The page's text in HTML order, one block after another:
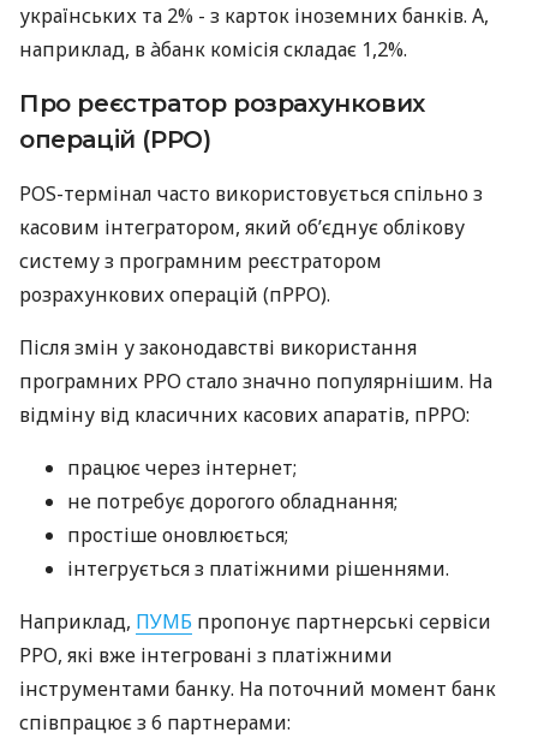
українських та 2% - з карток іноземних банків. А,
наприклад, в àбанк комісія складає 1,2%.
Про реєстратор розрахункових
операцій (РРО)
POS-термінал часто використовується спільно з
касовим інтегратором, який об’єднує облікову
систему з програмним реєстратором
розрахункових операцій (пРРО).
Після змін у законодавстві використання
програмних РРО стало значно популярнішим. На
відміну від класичних касових апаратів, пРРО:
працює через інтернет;
не потребує дорогого обладнання;
простіше оновлюється;
інтегрується з платіжними рішеннями.
Наприклад, ПУМБ пропонує партнерські сервіси
РРО, які вже інтегровані з платіжними
інструментами банку. На поточний момент банк
співпрацює з 6 партнерами: